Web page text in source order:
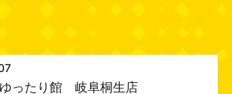
ったり館 岐阜桐生店